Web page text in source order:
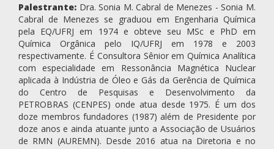
Palestrante: Dra. Sonia M. Cabral de Menezes - Sonia M.
Cabral de Menezes se graduou em Engenharia Química
pela EQ/UFRJ em 1974 e obteve seu MSc e PhD em
Química Orgânica pelo IQ/UFRJ em 1978 e 2003
respectivamente. É Consultora Sênior em Química Analítica
com especialidade em Ressonância Magnética Nuclear
aplicada à Indústria de Óleo e Gás da Gerência de Química
do Centro de Pesquisas e Desenvolvimento da
PETROBRAS (CENPES) onde atua desde 1975. É um dos
doze membros fundadores (1987) além de Presidente por
doze anos e ainda atuante junto a Associação de Usuários
de RMN (AUREMN). Desde 2016 atua na Diretoria e no